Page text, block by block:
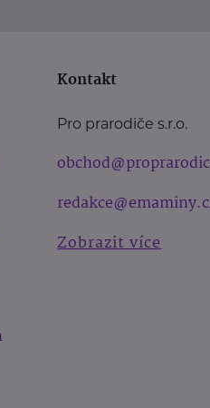
Kontakt
Pro prarodiče s.r.o.
Zobrazit více